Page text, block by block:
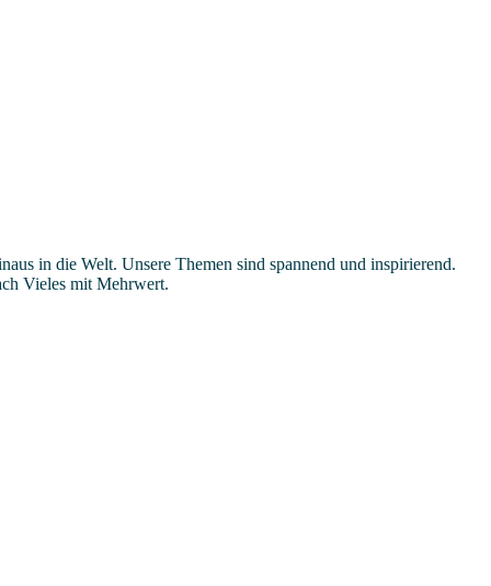
in die Welt. Unsere Themen sind spannend und inspirierend.
Vieles mit Mehrwert.